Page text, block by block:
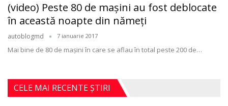
(video) Peste 80 de mașini au fost deblocate
în această noapte din nămeți
autoblogmd 7 ianuarie 2017
Mai bine de 80 de mașini în care se aflau în total peste 200 de…
CELE MAI RECENTE ȘTIRI